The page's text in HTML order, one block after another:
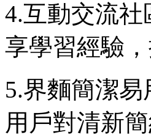
4.互動交流
享學習經驗
5.界麵簡潔
用戶對清新